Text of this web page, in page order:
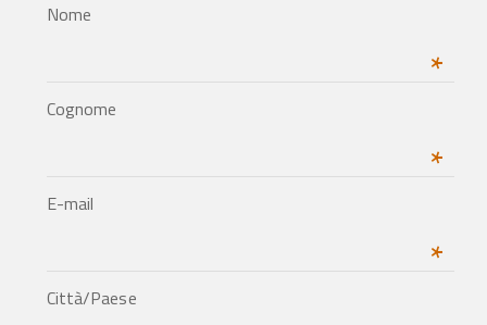
Nome
*
Cognome
*
E-mail
*
Città/Paese